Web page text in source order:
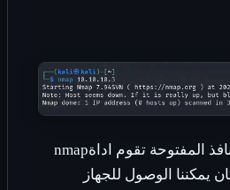
المفتوحة تقوم اداةnmap
يمكننا الوصول للجهاز